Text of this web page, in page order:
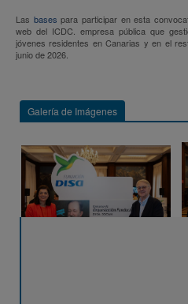
Las bases para participar en esta
web del ICDC. empresa pública que
jóvenes residentes en Canarias y en el
junio de 2026.
Galería de Imágenes